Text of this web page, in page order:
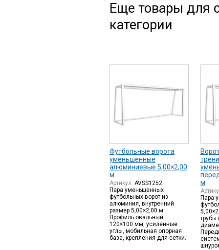
Еще товары для
категории
Футбольные ворота
уменьшенные
алюминиевые 5,00×2,00
м
Артикул: AVSS1252
Пара уменьшенных
футбольных ворот из
алюминия, внутренний
размер 5,00×2,00 м.
Профиль овальный
120×100 мм, усиленные
углы, мобильная опорная
база, крепления для сетки.
м
Пара
трубы